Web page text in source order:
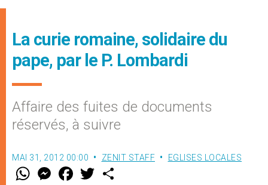
La curie romaine, solidaire du
pape, par le P. Lombardi
Affaire des fuites de documents
réservés, à suivre
MAI 31, 2012 00:00 ZENIT STAFF EGLISES LOCALES
W M
e
F
a w